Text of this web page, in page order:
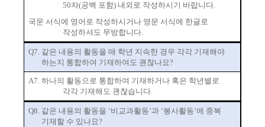
50자(공백 포함) 내외로 작성하시기 바랍니다.
국문 서식에 영어로 작성하시거나 영문 서식에 한글로
작성하셔도 무방합니다.
Q7. 같은 내용의 활동을 매 학년 지속한 경우 각각 기재해야
하는지 통합하여 기재하여도 괜찮나요?
A7. 하나의 활동으로 통합하여 기재하거나 혹은 학년별로
각각 기재해도 괜찮습니다.
Q8. 같은 내용의 활동을 ‘비교과활동’과 ‘봉사활동’에 중복
기재할 수 있나요?